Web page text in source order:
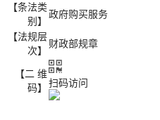
【条法类
别】
政府购买服务
【法规层
次】
财政部规章
【二 维
码】
扫码访问